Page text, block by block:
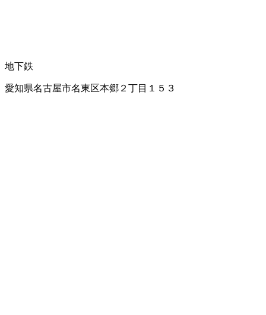
地下鉄
愛知県名古屋市名東区本郷２丁目１５３